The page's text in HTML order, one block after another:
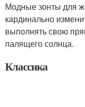
Модные зонты для
кардинально
выполнять свою
палящего солнца.
Классика